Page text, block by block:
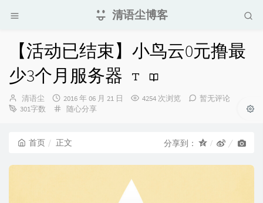
清语尘博客
【活动已结束】小鸟云0元撸最
少3个月服务器
博
主：
清语尘
发
布
2016 年 06 月 21 日 4254 次浏览
暂无评论
301字数
分
随心分享
首页 正文 分享到：